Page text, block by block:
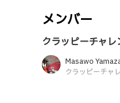
メンバー
クラッピーチャレ
Masawo
クラッピーチャ